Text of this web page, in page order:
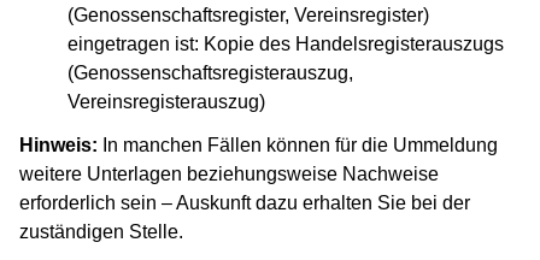
(Genossenschaftsregister, Vereinsregister)
eingetragen ist: Kopie des Handelsregisterauszugs
(Genossenschaftsregisterauszug,
Vereinsregisterauszug)
Hinweis: In manchen Fällen können für die Ummeldung
weitere Unterlagen beziehungsweise Nachweise
erforderlich sein – Auskunft dazu erhalten Sie bei der
zuständigen Stelle.